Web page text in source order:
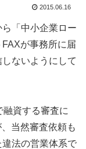
2015.06.16
「中小企業ロー
が事務所に届
ないようにして
融資する審査に
当然審査依頼も
法の営業体系で